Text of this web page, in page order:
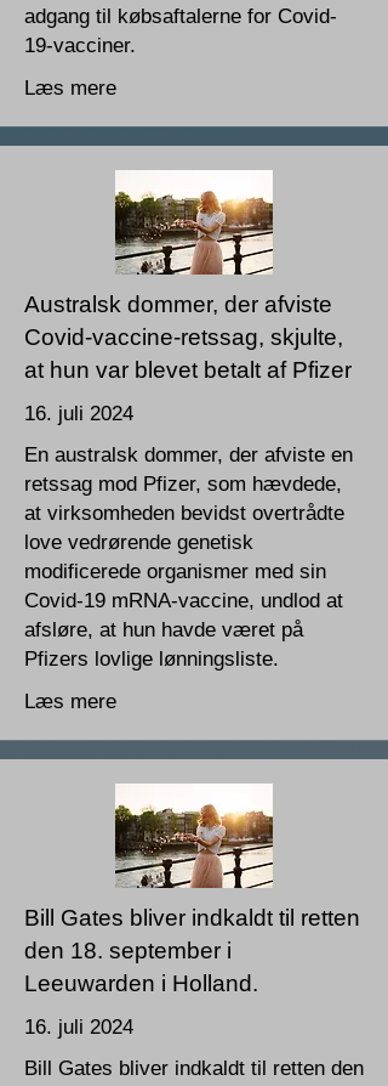
adgang til købsaftalerne for Covid-
19-vacciner.
Læs mere
Australsk dommer, der afviste
Covid-vaccine-retssag, skjulte,
at hun var blevet betalt af Pfizer
16. juli 2024
En australsk dommer, der afviste en
retssag mod Pfizer, som hævdede,
at virksomheden bevidst overtrådte
love vedrørende genetisk
modificerede organismer med sin
Covid-19 mRNA-vaccine, undlod at
afsløre, at hun havde været på
Pfizers lovlige lønningsliste.
Læs mere
Bill Gates bliver indkaldt til retten
den 18. september i
Leeuwarden i Holland.
16. juli 2024
Bill Gates bliver indkaldt til retten den